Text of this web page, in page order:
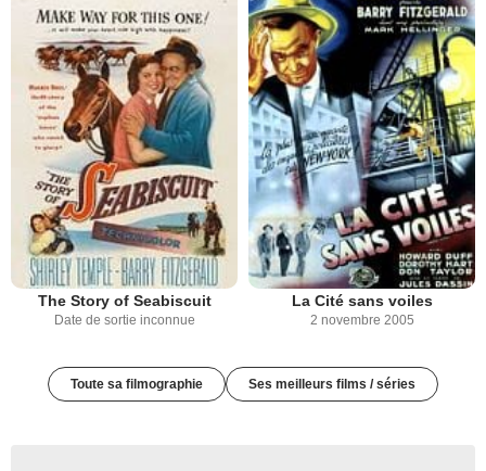
The Story of Seabiscuit
Date de sortie inconnue
La Cité sans voiles
2 novembre 2005
Toute sa filmographie Ses meilleurs films / séries